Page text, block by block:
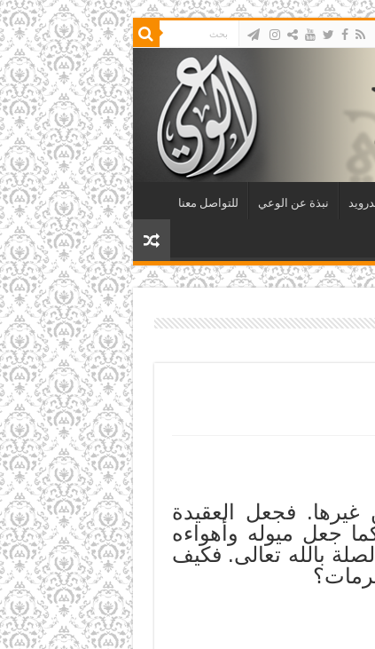
نبذة عن الوعي للتواصل معنا
غيرها. فجعل العقيدة
جعل ميوله وأهواءه
بالله تعالى. فكيف